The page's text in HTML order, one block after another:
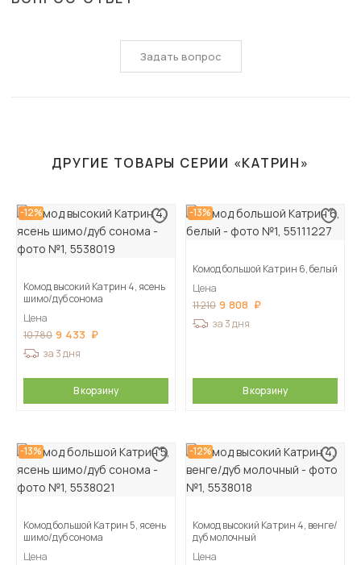
Задать вопрос
ДРУГИЕ ТОВАРЫ СЕРИИ «КАТРИН»
-12%
Комод высокий Катрин 4, ясень
шимо/дуб сонома
Цена
10 780 9 433
за 3 дня
В корзину
-13%
Комод большой Катрин 6, белый
Цена
11 210 9 808
за 3 дня
В корзину
-13%
Комод большой Катрин 5, ясень
шимо/дуб сонома
Цена
-12%
Комод высокий Катрин 4, венге/
дуб молочный
Цена